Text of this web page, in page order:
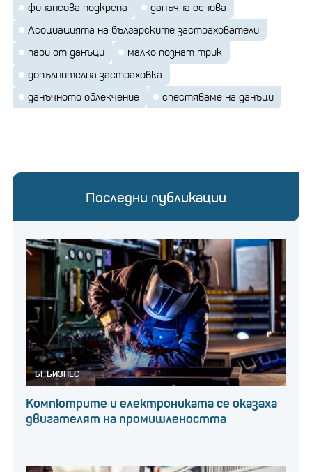
финансова подкрепа
данъчна основа
Асоциацията на българските застрахователи
пари от данъци
малко познат трик
допълнителна застраховка
данъчното облекчение
спестяваме на данъци
Последни публикации
БГ БИЗНЕС
Компютрите и електрониката се оказаха
двигателят на промишлеността